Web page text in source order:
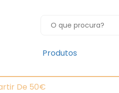
Produtos
De 50€